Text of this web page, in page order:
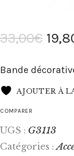
33,00€ 19,
Bande
AJOUTER À
COMPARER
UGS : G3113
Catégories :